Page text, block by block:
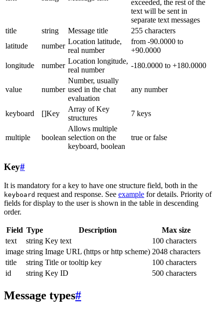
exceeded, the rest of the
text will be sent in
separate text messages
title
string Message title
255 characters
latitude
number
Location latitude,
real number
from -90.0000 to
+90.0000
longitude
number
Location longitude,
real number
-180.0000 to +180.0000
value number
Number, usually
used in the chat
evaluation
any number
keyboard []Key
Array of Key
structures
7 keys
multiple boolean
Allows multiple
selection on the
keyboard, boolean
true or false
Key#
It is mandatory for a key to have one structure field, both in the
keyboard request and response. See example for details. Priority of
fields for display to the user is shown in the table in descending
order.
Field Type Description
Max size
text
string Key text
100 characters
image string Image URL (https or http scheme) 2048 characters
title
string Title or tooltip key
100 characters
id
string Key ID 500 characters
Message types#